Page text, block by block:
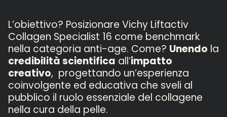
L’obiettivo? Posizionare Vichy Liftactiv
Collagen Specialist 16 come benchmark
nella categoria anti-age. Come? Unendo la
credibilità scientifica all’impatto
creativo, progettando un’esperienza
coinvolgente ed educativa che sveli al
pubblico il ruolo essenziale del collagene
nella cura della pelle.